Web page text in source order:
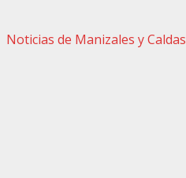
Noticias de Manizales y Caldas